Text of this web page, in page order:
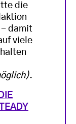
die
- damit
viele
.